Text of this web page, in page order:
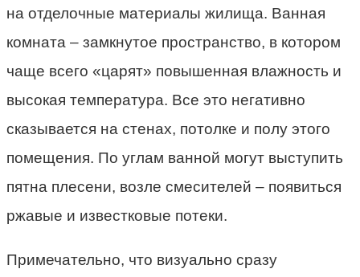
на отделочные материалы жилища. Ванная
комната – замкнутое пространство, в котором
чаще всего «царят» повышенная влажность и
высокая температура. Все это негативно
сказывается на стенах, потолке и полу этого
помещения. По углам ванной могут выступить
пятна плесени, возле смесителей – появиться
ржавые и известковые потеки.
Примечательно, что визуально сразу